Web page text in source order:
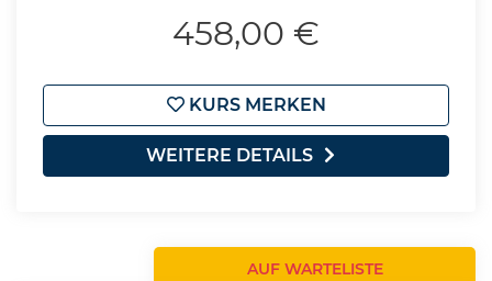
458,00 €
KURS MERKEN
WEITERE DETAILS
AUF WARTELISTE